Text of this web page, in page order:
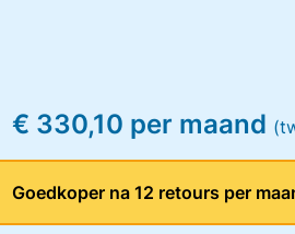
€ 330,10 per maand
Goedkoper na 12 retours per